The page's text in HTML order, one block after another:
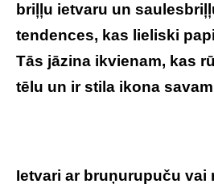
briļļu ietvaru un
tendences, kas lieliski
Tās jāzina ikvienam, kas
tēlu un ir stila ikona
Ietvari ar bruņurupuču vai